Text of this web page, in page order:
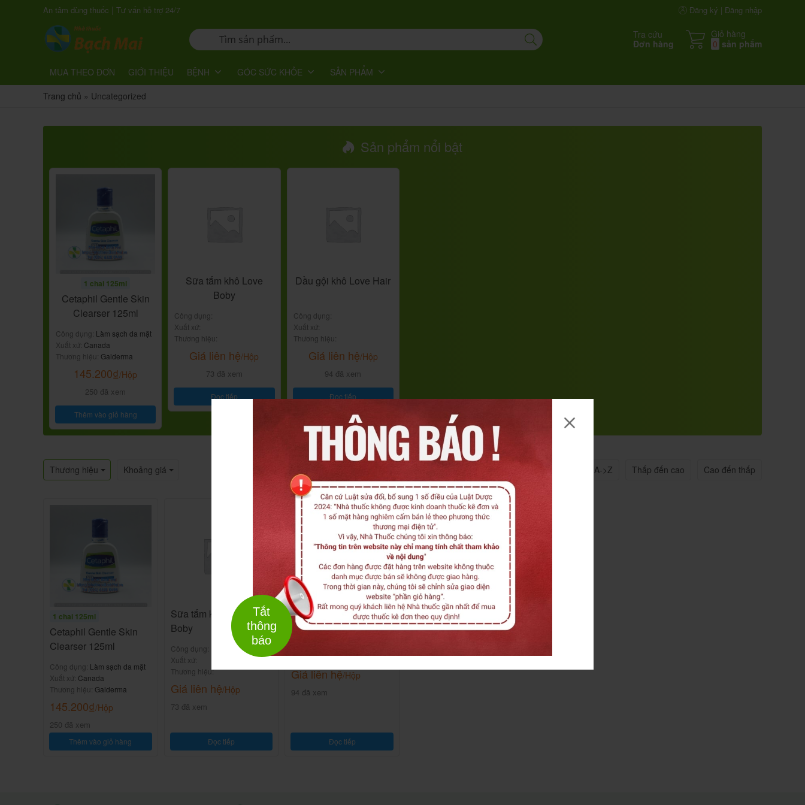
Tắt
thông
báo
An tâm dùng thuốc | Tư vấn hỗ trợ 24/7 Đăng ký | Đăng nhập
Tra cứu
Đơn hàng
Giỏ hàng
0 sản phẩm
MUA THEO ĐƠN GIỚI THIỆU BỆNH GÓC SỨC KHỎE
SẢN PHẨM
Trang chủ » Uncategorized
Sản phẩm nổi bật
1 chai 125ml
Cetaphil Gentle Skin
Clearser 125ml
Công dụng: Làm sạch da mặt
Xuất xứ: Canada
Thương hiệu: Galderma
145.200₫/Hộp
250 đã xem
Thêm vào giỏ hàng
Sữa tắm khô Love
Boby
Công dụng:
Xuất xứ:
Thương hiệu:
Giá liên hệ/Hộp
73 đã xem
Đọc tiếp
Dầu gội khô Love Hair
Công dụng:
Xuất xứ:
Thương hiệu:
Giá liên hệ/Hộp
94 đã xem
Đọc tiếp
Thương hiệu Khoảng giá Liên quan Tên A->Z Thấp đến cao Cao đến thấp
1 chai 125ml
Cetaphil Gentle Skin
Clearser 125ml
Công dụng: Làm sạch da mặt
Xuất xứ: Canada
Thương hiệu: Galderma
145.200₫/Hộp
250 đã xem
Thêm vào giỏ hàng
Sữa tắm khô Love
Boby
Công dụng:
Xuất xứ:
Thương hiệu:
Giá liên hệ/Hộp
73 đã xem
Đọc tiếp
Dầu gội khô Love Hair
Công dụng:
Thương hiệu:
Giá liên hệ/Hộp
94 đã xem
Đọc tiếp